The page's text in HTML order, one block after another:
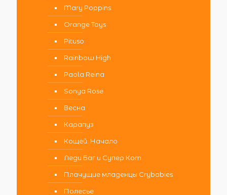
Mary Poppins
Orange Toys
Pituso
Rainbow High
Paola Reina
Sonya Rose
Весна
Карапуз
Кощей. Начало
Леди Баг и Супер Кот
Плачущие младенцы Crybabies
Полесье